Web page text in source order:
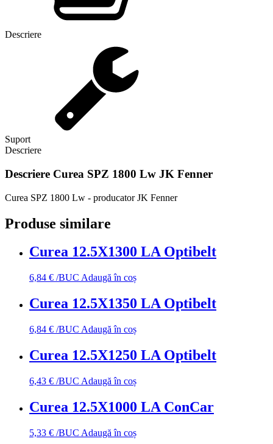
Descriere
Suport
Descriere
Descriere Curea SPZ 1800 Lw JK Fenner
Curea SPZ 1800 Lw - producator JK Fenner
Produse similare
Curea 12.5X1300 LA Optibelt
6,84 € /BUC Adaugă în coș
Curea 12.5X1350 LA Optibelt
6,84 € /BUC Adaugă în coș
Curea 12.5X1250 LA Optibelt
6,43 € /BUC Adaugă în coș
Curea 12.5X1000 LA ConCar
5,33 € /BUC Adaugă în coș